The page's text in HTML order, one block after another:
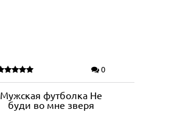
0
Мужская футболка Не
буди во мне зверя